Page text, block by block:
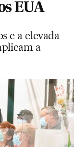
EUA
e a elevada
a